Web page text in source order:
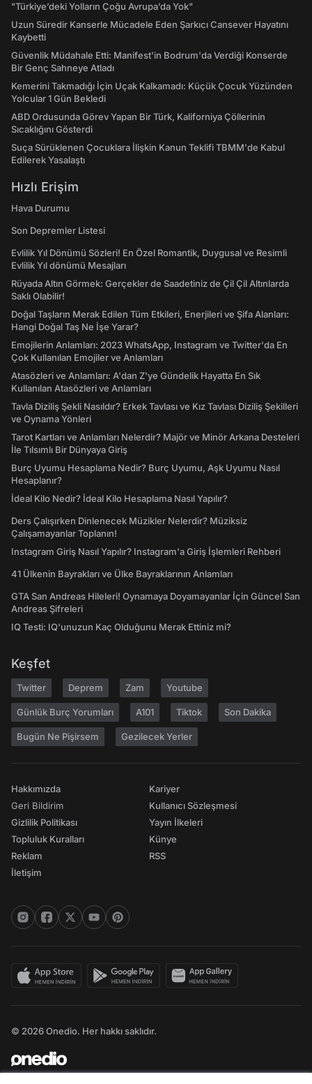
"Türkiye’deki Yolların Çoğu Avrupa’da Yok"
Uzun Süredir Kanserle Mücadele Eden Şarkıcı Cansever Hayatını
Kaybetti
Güvenlik Müdahale Etti: Manifest'in Bodrum'da Verdiği Konserde
Bir Genç Sahneye Atladı
Kemerini Takmadığı İçin Uçak Kalkamadı: Küçük Çocuk Yüzünden
Yolcular 1 Gün Bekledi
ABD Ordusunda Görev Yapan Bir Türk, Kaliforniya Çöllerinin
Sıcaklığını Gösterdi
Suça Sürüklenen Çocuklara İlişkin Kanun Teklifi TBMM'de Kabul
Edilerek Yasalaştı
Hızlı Erişim
Hava Durumu
Son Depremler Listesi
Evlilik Yıl Dönümü Sözleri! En Özel Romantik, Duygusal ve Resimli
Evlilik Yıl dönümü Mesajları
Rüyada Altın Görmek: Gerçekler de Saadetiniz de Çil Çil Altınlarda
Saklı Olabilir!
Doğal Taşların Merak Edilen Tüm Etkileri, Enerjileri ve Şifa Alanları:
Hangi Doğal Taş Ne İşe Yarar?
Emojilerin Anlamları: 2023 WhatsApp, Instagram ve Twitter'da En
Çok Kullanılan Emojiler ve Anlamları
Atasözleri ve Anlamları: A'dan Z'ye Gündelik Hayatta En Sık
Kullanılan Atasözleri ve Anlamları
Tavla Diziliş Şekli Nasıldır? Erkek Tavlası ve Kız Tavlası Diziliş Şekilleri
ve Oynama Yönleri
Tarot Kartları ve Anlamları Nelerdir? Majör ve Minör Arkana Desteleri
İle Tılsımlı Bir Dünyaya Giriş
Burç Uyumu Hesaplama Nedir? Burç Uyumu, Aşk Uyumu Nasıl
Hesaplanır?
İdeal Kilo Nedir? İdeal Kilo Hesaplama Nasıl Yapılır?
Ders Çalışırken Dinlenecek Müzikler Nelerdir? Müziksiz
Çalışamayanlar Toplanın!
Instagram Giriş Nasıl Yapılır? Instagram'a Giriş İşlemleri Rehberi
41 Ülkenin Bayrakları ve Ülke Bayraklarının Anlamları
GTA San Andreas Hileleri! Oynamaya Doyamayanlar İçin Güncel San
Andreas Şifreleri
IQ Testi: IQ'unuzun Kaç Olduğunu Merak Ettiniz mi?
Keşfet
Twitter Deprem Zam Youtube
Günlük Burç Yorumları A101 Tiktok Son Dakika
Bugün Ne Pişirsem Gezilecek Yerler
Hakkımızda
Geri Bildirim
Gizlilik Politikası
Topluluk Kuralları
Reklam
İletişim
Kariyer
Kullanıcı Sözleşmesi
Yayın İlkeleri
Künye
RSS
© 2026 Onedio. Her hakkı saklıdır.